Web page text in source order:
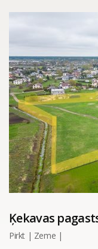
Ķekavas
Pirkt | Zeme |